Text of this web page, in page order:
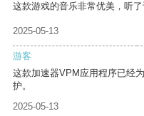
这款游戏的音乐非常优美，听了
2025-05-13
游客
这款加速器VPM应用程序已经
护。
2025-05-13